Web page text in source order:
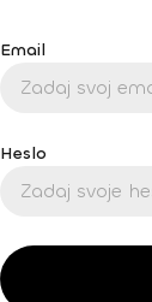
Email
Heslo